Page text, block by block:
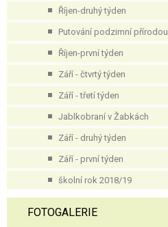
Říjen-druhý týden
Putování podzimní přírodou
Říjen-první týden
Září - čtvrtý týden
Září - třetí týden
Jablkobraní v Žabkách
Září - druhý týden
Září - první týden
školní rok 2018/19
FOTOGALERIE